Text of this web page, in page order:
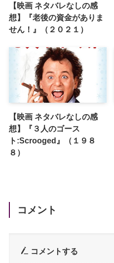
【映画 ネタバレなしの感
想】『老後の資金がありま
せん！』（２０２１）
【映画 ネタバレなしの感
想】『３人のゴース
ト:Scrooged』（１９８
８）
コメント
コメントする